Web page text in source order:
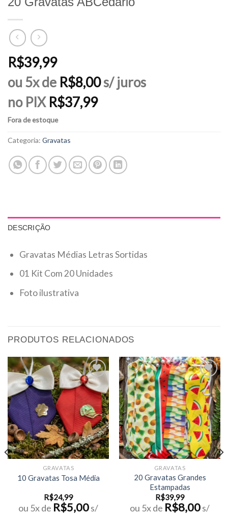
R$39,99
ou 5x de R$8,00s/ juros
no PIX R$37,99
Fora de estoque
Categoria: Gravatas
DESCRIÇÃO
Gravatas Médias Letras Sortidas
01 Kit Com 20 Unidades
Foto ilustrativa
PRODUTOS RELACIONADOS
Adicionar
aos meus
desejos
GRAVATAS
10 Gravatas Tosa Média
R$24,99
ou 5x de R$5,00s/
Adicionar
aos meus
desejos
GRAVATAS
20 Gravatas Grandes
Estampadas
R$39,99
ou 5x de R$8,00s/